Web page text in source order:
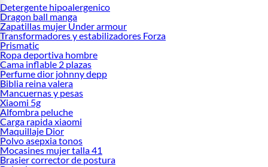
Detergente hipoalergenico
Dragon ball manga
Zapatillas mujer Under armour
Transformadores y estabilizadores Forza
Prismatic
Ropa deportiva hombre
Cama inflable 2 plazas
Perfume dior johnny depp
Biblia reina valera
Mancuernas y pesas
Xiaomi 5g
Alfombra peluche
Carga rapida xiaomi
Maquillaje Dior
Polvo asepxia tonos
Mocasines mujer talla 41
Brasier corrector de postura